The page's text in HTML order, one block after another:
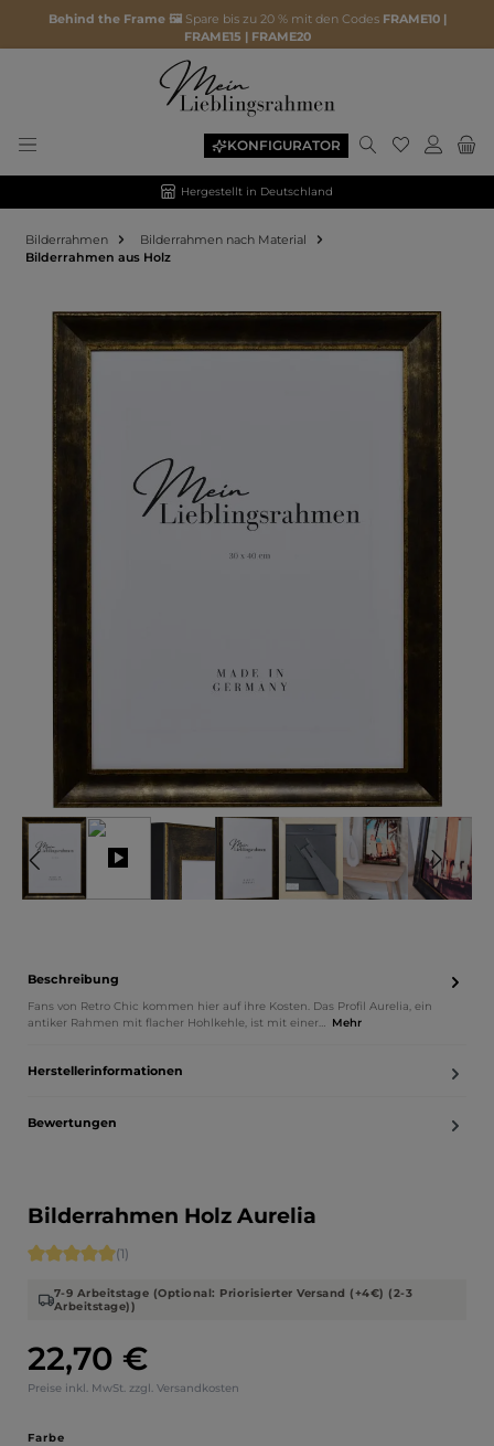
Behind the Frame 🖼️ Spare bis zu 20 % mit den Codes FRAME10 |
FRAME15 | FRAME20
KONFIGURATOR
Hergestellt in Deutschland
Bilderrahmen
Bilderrahmen nach Material
Bilderrahmen aus Holz
Bildergalerie überspringen
Beschreibung
Fans von Retro Chic kommen hier auf ihre Kosten. Das Profil Aurelia, ein
antiker Rahmen mit flacher Hohlkehle, ist mit einer… Mehr
Herstellerinformationen
Bewertungen
Bilderrahmen Holz Aurelia
Regulärer Preis:
22,70 €
Preise inkl. MwSt. zzgl. Versandkosten
Durchschnittliche Bewertung von 5 von 5 Sternen
(1)
7-9 Arbeitstage (Optional: Priorisierter Versand (+4€) (2-3
Arbeitstage))
Farbeauswählen